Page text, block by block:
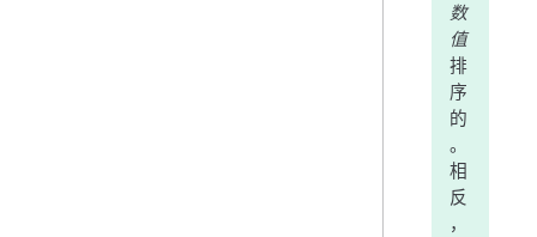
数
值
排
序
的
。
相
反
，